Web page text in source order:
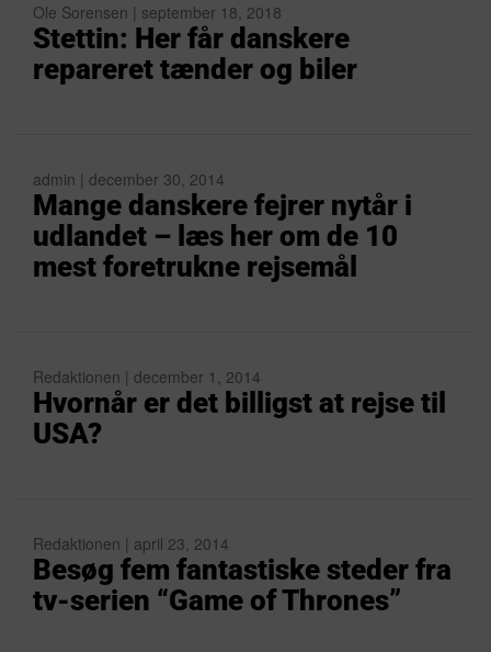
Ole Sorensen | september 18, 2018
Stettin: Her får danskere
repareret tænder og biler
admin | december 30, 2014
Mange danskere fejrer nytår i
udlandet – læs her om de 10
mest foretrukne rejsemål
Redaktionen | december 1, 2014
Hvornår er det billigst at rejse til
USA?
Redaktionen | april 23, 2014
Besøg fem fantastiske steder fra
tv-serien “Game of Thrones”